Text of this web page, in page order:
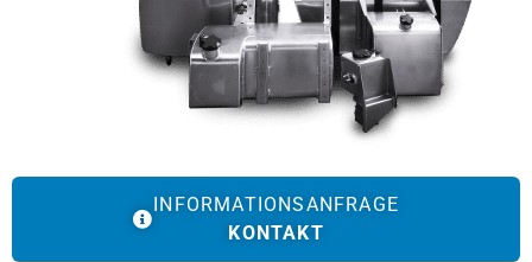
INFORMATIONSANFRAGE
KONTAKT